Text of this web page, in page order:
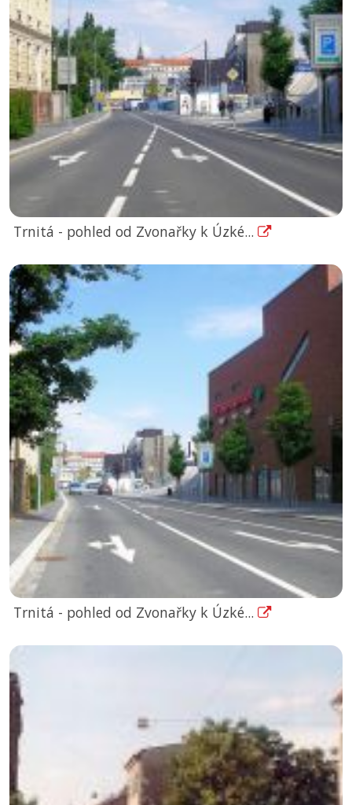
Trnitá - pohled od Zvonařky k Úzké...
Trnitá - pohled od Zvonařky k Úzké...